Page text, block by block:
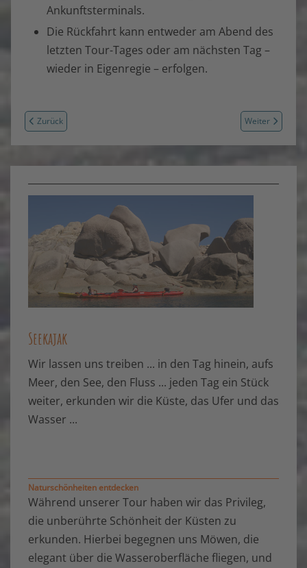
Ankunftsterminals.
Die Rückfahrt kann entweder am Abend des
letzten Tour-Tages oder am nächsten Tag –
wieder in Eigenregie – erfolgen.
Vorheriger Beitrag: Seekajak-Abenteuer-Tour an den Küsten der Insel
Zurück Nächster
Weiter
Seekajak
Wir lassen uns treiben ... in den Tag hinein, aufs
Meer, den See, den Fluss ... jeden Tag ein Stück
weiter, erkunden wir die Küste, das Ufer und das
Wasser ...
Naturschönheiten entdecken
Während unserer Tour haben wir das Privileg,
die unberührte Schönheit der Küsten zu
erkunden. Hierbei begegnen uns Möwen, die
elegant über die Wasseroberfläche fliegen, und